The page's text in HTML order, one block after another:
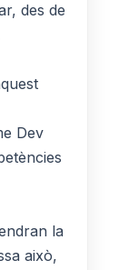
des de
Dev
la
això,